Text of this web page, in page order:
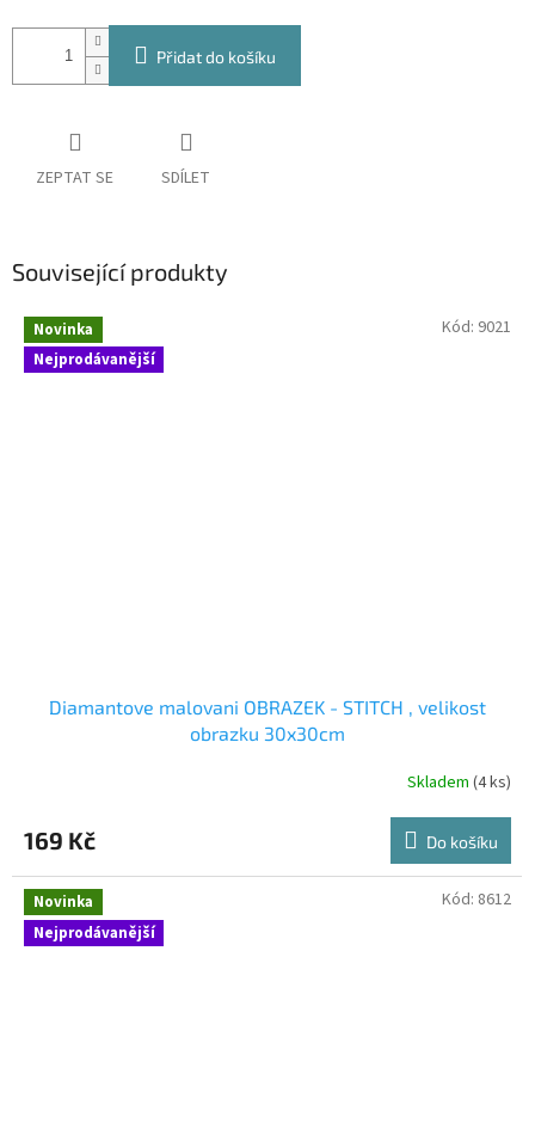
Přidat do košíku
ZEPTAT SE SDÍLET
Související produkty
Novinka
Nejprodávanější
Diamantove malovani OBRAZEK - STITCH , velikost
obrazku 30x30cm
Skladem (4 ks)
169 Kč Do košíku
Kód: 9021
Novinka
Nejprodávanější
Kód: 8612